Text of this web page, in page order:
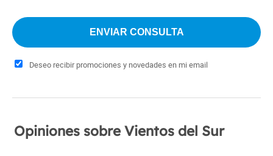
Deseo recibir promociones y novedades en mi email
Opiniones sobre Vientos del Sur